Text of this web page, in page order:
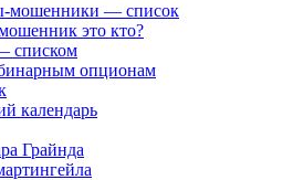
мошенники — список
это кто?
списком
опционам
календарь
Грайнда